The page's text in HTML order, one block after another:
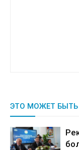
ЭТО МОЖЕТ БЫТЬ